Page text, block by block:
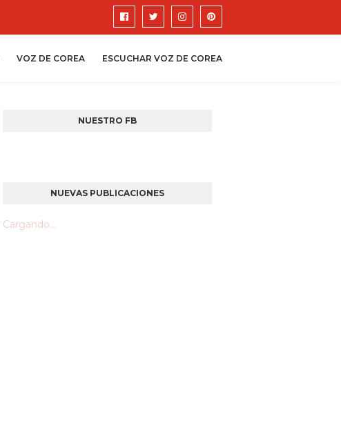
VOZ DE COREA ESCUCHAR VOZ DE COREA
NUESTRO FB
NUEVAS PUBLICACIONES
Cargando...